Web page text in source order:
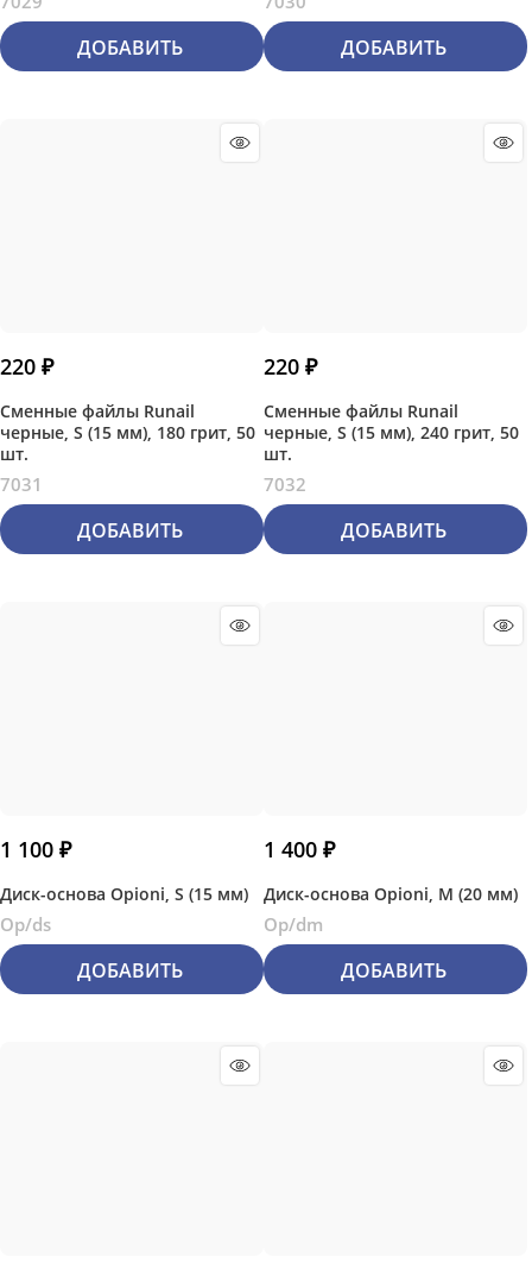
ДОБАВИТЬ ДОБАВИТЬ
220 ₽
Сменные файлы Runail
черные, S (15 мм), 180 грит, 50
шт.
7031
ДОБАВИТЬ
220 ₽
Сменные файлы Runail
черные, S (15 мм), 240 грит, 50
шт.
7032
ДОБАВИТЬ
1 100 ₽
Диск-основа Opioni, S (15 мм)
Op/ds
ДОБАВИТЬ
1 400 ₽
Диск-основа Opioni, М (20 мм)
Op/dm
ДОБАВИТЬ